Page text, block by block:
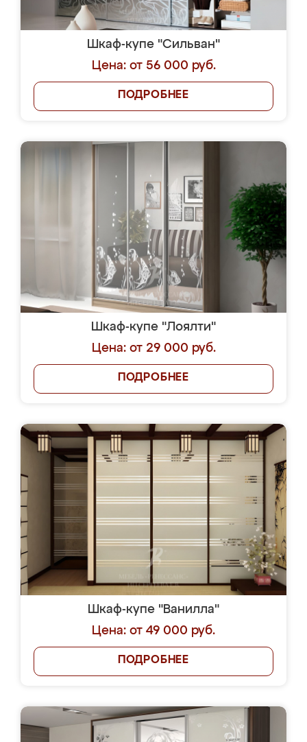
Шкаф-купе "Сильван"
Цена: от 56 000 руб.
ПОДРОБНЕЕ
Шкаф-купе "Лоялти"
Цена: от 29 000 руб.
ПОДРОБНЕЕ
Шкаф-купе "Ванилла"
Цена: от 49 000 руб.
ПОДРОБНЕЕ